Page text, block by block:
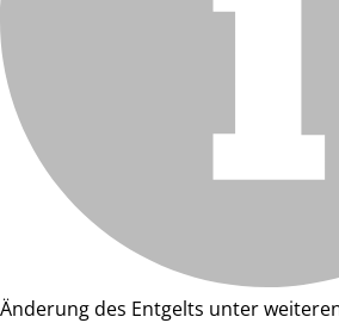
Änderung des Entgelts unter